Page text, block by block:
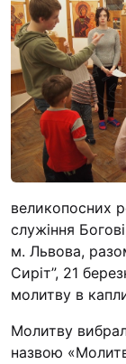
великопосних
служіння
м. Львова,
Сиріт”, 21
молитву в
Молитву
назвою